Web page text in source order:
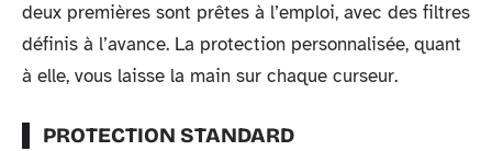
deux premières sont prêtes à l’emploi, avec des filtres
définis à l’avance. La protection personnalisée, quant
à elle, vous laisse la main sur chaque curseur.
PROTECTION STANDARD